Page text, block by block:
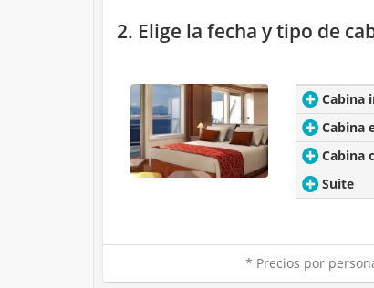
2. Elige la fecha y tipo de
Cabina
Cabina
Cabina
Suite
* Precios por